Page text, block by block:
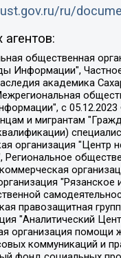
ru/
– женское общественное объединение "Женщины Евразии", Челябинский региональный орган общественной самодеятельности "Уральская правозащитная группа", Фонд содействия защите здоровья и социальной справедливости имени Андрея Рылькова, Автономная Некоммерческая Организация "Аналитический Центр Юрия Левады", Автономная некоммерческая организация социальной поддержки населения "Проект Апрель", Региональная общественная организация помощи женщинам и детям, находящимся в кризисной ситуации "Информационно-методический центр "Анна", Фонд содействия развитию массовых коммуникаций и правовому просвещению "Так-так-Так", Фонд содействия устойчивому развитию "Серебряная тайга", Свердловский региональный общественный фонд социальных проектов "Новое время", "Idel.Реалии", Кавказ.Реалии, Крым.Реалии, Телеканал Настоящее Время, Татаро-башкирская служба Радио Свобода (Azatliq Radiosi), Радио Свободная Европа/Радио Свобода (PCE/PC), "Сибирь.Реалии", "Фактограф", Благотворительный фонд помощи осужденным и их семьям, Автономная некоммерческая организация "Институт глобализации и социальных движений", Фонд "В защиту прав заключенных", Частное учреждение "Центр поддержки и содействия развитию средств массовой информации", Пензенский региональный общественный благотворительный фонд "Гражданский союз", "Север.Реалии", Некоммерческая организация Фонд